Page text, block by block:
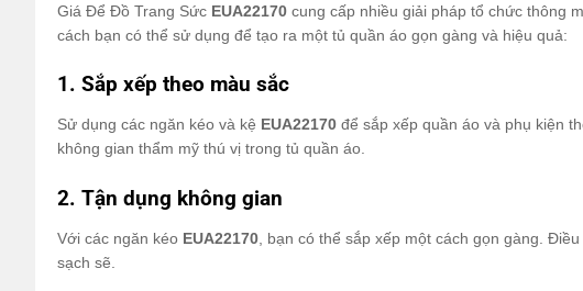
Giá Để Đồ Trang Sức EUA22170 cung cấp nhiều giải pháp tổ chức thông
cách bạn có thể sử dụng để tạo ra một tủ quần áo gọn gàng và hiệu quả:
1. Sắp xếp theo màu sắc
Sử dụng các ngăn kéo và kệ EUA22170 để sắp xếp quần áo và phụ kiện
không gian thẩm mỹ thú vị trong tủ quần áo.
2. Tận dụng không gian
Với các ngăn kéo EUA22170, bạn có thể sắp xếp một cách gọn gàng.
sạch sẽ.